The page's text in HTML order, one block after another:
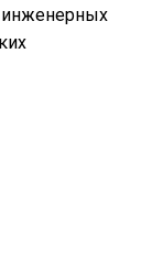
инженерных